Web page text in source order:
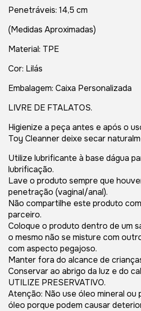
Penetráveis: 14,5 cm
(Medidas Aproximadas)
Material: TPE
Cor: Lilás
Embalagem: Caixa Personalizada
LIVRE DE FTALATOS.
Higienize a peça antes e após o
Toy Cleanner deixe secar
Utilize lubrificante à base dágua
lubrificação.
Lave o produto sempre que
penetração (vaginal/anal).
Não compartilhe este produto
parceiro.
Coloque o produto dentro de um
o mesmo não se misture com
com aspecto pegajoso.
Manter fora do alcance de
Conservar ao abrigo da luz e do
UTILIZE PRESERVATIVO.
Atenção: Não use óleo mineral ou
óleo porque podem causar